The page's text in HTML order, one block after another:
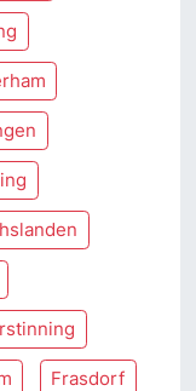
Frasdorf